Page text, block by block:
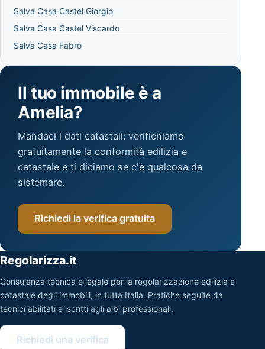
Salva Casa Castel Giorgio
Salva Casa Castel Viscardo
Salva Casa Fabro
Il tuo immobile è a
Amelia?
Mandaci i dati catastali: verifichiamo
gratuitamente la conformità edilizia e
catastale e ti diciamo se c'è qualcosa da
sistemare.
Richiedi la verifica gratuita
Regolarizza.it
Consulenza tecnica e legale per la regolarizzazione edilizia e
catastale degli immobili, in tutta Italia. Pratiche seguite da
tecnici abilitati e iscritti agli albi professionali.
Richiedi una verifica